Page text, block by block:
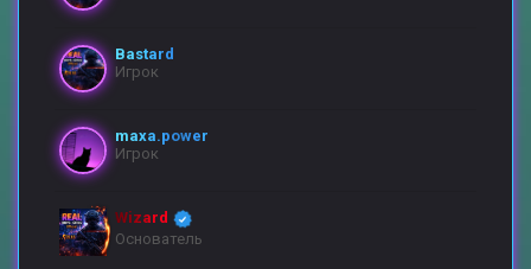
Bastard
Игрок
maxa.power
Игрок
Wizard
Основатель